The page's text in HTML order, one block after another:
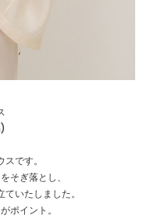
です。
そぎ落とし、
いたしました。
ポイント。